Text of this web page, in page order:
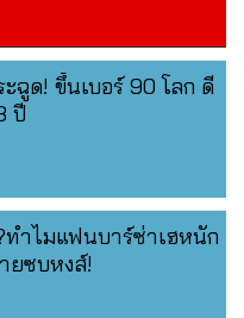
ฉูด! ขึ้นเบอร์ 90 โลก ดี
ปี
ทำไมแฟนบาร์ซ่าเฮหนัก
ยซบหงส์!